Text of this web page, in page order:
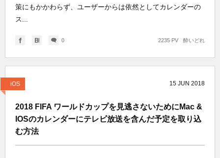
策にもかかわらず、ユーザーからは依然としてカレンダーの
ス...
0 酔いどれ
2235 PV
iOS 15 JUN 2018
2018 FIFA ワールドカップを見逃さないためにMac &
IOSのカレンダーにテレビ放送を含んだ予定を取り込
む方法